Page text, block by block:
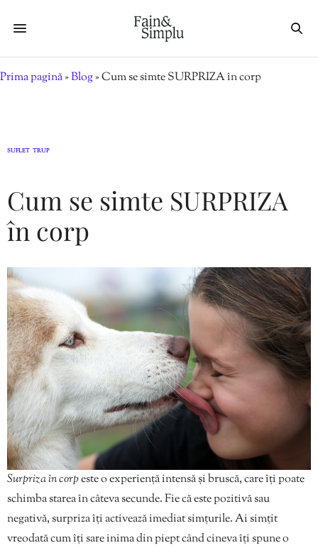
Prima pagină»Blog»Cum se simte SURPRIZA în corp
SUFLET TRUP
Cum se simte SURPRIZA
în corp
Surpriza în corpeste o experiență intensă și bruscă, care îți poate
schimba starea în câteva secunde. Fie că este pozitivă sau
negativă, surpriza îți activează imediat simțurile. Ai simțit
vreodată cum îți sare inima din piept când cineva îți spune o